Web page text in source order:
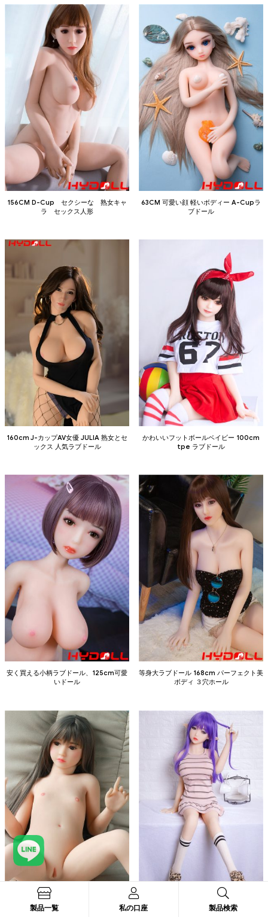
156CM D-Cup セクシーな 熟女キャ
ラ セックス人形
63CM 可愛い顔 軽いボディー A-Cupラ
ブドール
160cm J-カップAV女優 JULIA 熟女とセ
ックス 人気ラブドール
かわいいフットボールベイビー 100cm
tpe ラブドール
安く買える小柄ラブドール、125cm可愛
いドール
等身大ラブドール 168cm パーフェクト美
ボディ ３穴ホール
100CM小柄セックス人形 A-Cup貧乳
125CM-Dカップ ラブドールアニメ 悪魔
製品一覧 私の口座 製品検索